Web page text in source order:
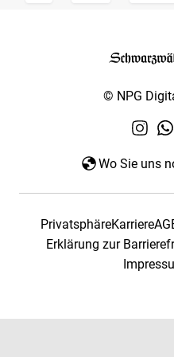
© NPG
Wo Sie uns
PrivatsphäreKarriere
Erklärung zur